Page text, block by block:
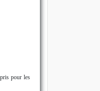
pour les